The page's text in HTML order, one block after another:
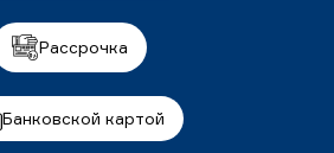
Рассрочка
Банковской картой